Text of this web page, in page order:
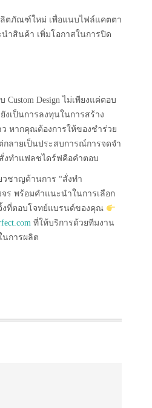
ลิตภัณฑ์ใหม่ เพื่อแนบไฟล์แคตตา
ำสินค้า เพิ่มโอกาสในการปิด
Design ไม่เพียงแค่ตอบ
งเป็นการลงทุนในการสร้าง
หากคุณต้องการให้ของชำร่วย
กลายเป็นประสบการณ์การจดจำ
งทำแฟลชไดร์ฟคือคำตอบ
ชาญด้านการ “สั่งทำ
ร พร้อมคำแนะนำในการเลือก
งที่ตอบโจทย์แบรนด์ของคุณ
ที่ให้บริการด้วยทีมงาน
การผลิต